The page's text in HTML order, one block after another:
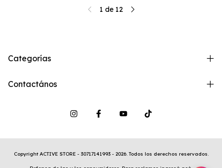
1 de 12
Categorías
Contactános
Copyright ACTIVE STORE - 30717141993 - 2026. Todos los derechos reservados.